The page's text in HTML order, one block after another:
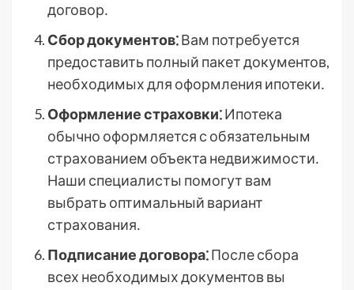
договор․
Сбор документов⁚Вам потребуется
предоставить полный пакет документов,
необходимых для оформления ипотеки․
Оформление страховки⁚Ипотека
обычно оформляется с обязательным
страхованием объекта недвижимости․
Наши специалисты помогут вам
выбрать оптимальный вариант
страхования․
Подписание договора⁚После сбора
всех необходимых документов вы